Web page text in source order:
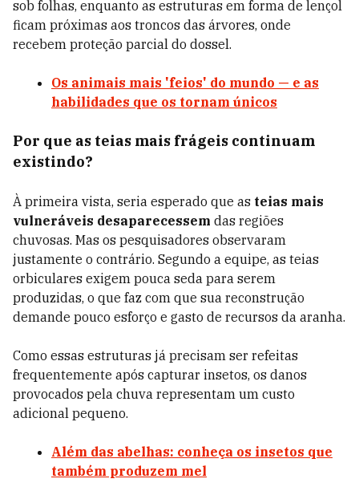
sob folhas, enquanto as estruturas em forma de lençol
ficam próximas aos troncos das árvores, onde
recebem proteção parcial do dossel.
Os animais mais 'feios' do mundo — e as
habilidades que os tornam únicos
Por que as teias mais frágeis continuam
existindo?
À primeira vista, seria esperado que as teias mais
vulneráveis desaparecessem das regiões
chuvosas. Mas os pesquisadores observaram
justamente o contrário. Segundo a equipe, as teias
orbiculares exigem pouca seda para serem
produzidas, o que faz com que sua reconstrução
demande pouco esforço e gasto de recursos da aranha.
Como essas estruturas já precisam ser refeitas
frequentemente após capturar insetos, os danos
provocados pela chuva representam um custo
adicional pequeno.
Além das abelhas: conheça os insetos que
também produzem mel